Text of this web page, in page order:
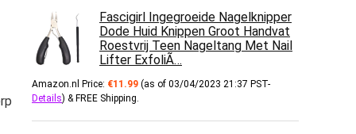
Fascigirl Ingegroeide Nagelknipper
Dode Huid Knippen Groot Handvat
Roestvrij Teen Nageltang Met Nail
Lifter ExfoliÃ…
Amazon.nl Price: €11.99 (as of 03/04/2023 21:37 PST-
Details) & FREE Shipping.